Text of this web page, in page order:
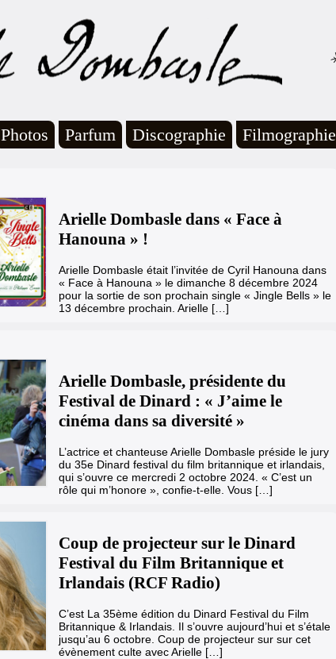
Photos Parfum Discographie Filmographie
Arielle Dombasle dans « Face à
Hanouna » !
Arielle Dombasle était l’invitée de Cyril Hanouna dans
« Face à Hanouna » le dimanche 8 décembre 2024
pour la sortie de son prochain single « Jingle Bells » le
13 décembre prochain. Arielle […]
Arielle Dombasle, présidente du
Festival de Dinard : « J’aime le
cinéma dans sa diversité »
L’actrice et chanteuse Arielle Dombasle préside le jury
du 35e Dinard festival du film britannique et irlandais,
qui s’ouvre ce mercredi 2 octobre 2024. « C’est un
rôle qui m’honore », confie-t-elle. Vous […]
Coup de projecteur sur le Dinard
Festival du Film Britannique et
Irlandais (RCF Radio)
C’est La 35ème édition du Dinard Festival du Film
Britannique & Irlandais. Il s’ouvre aujourd’hui et s’étale
jusqu’au 6 octobre. Coup de projecteur sur sur cet
évènement culte avec Arielle […]